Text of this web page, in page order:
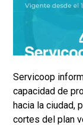
Servicoop
capacidad de
hacia la ciudad,
cortes del plan